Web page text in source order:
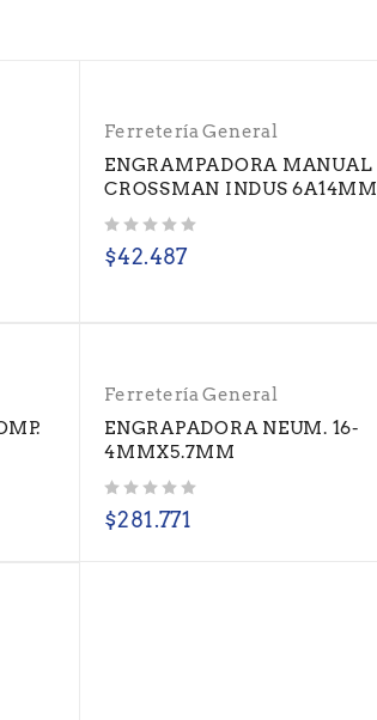
Ferretería General
ENGRAMPADORA MANUAL
CROSSMAN INDUS 6A14MM
$42.487
Ferretería General
ENGRAPADORA NEUM. 16-
4MMX5.7MM
$281.771